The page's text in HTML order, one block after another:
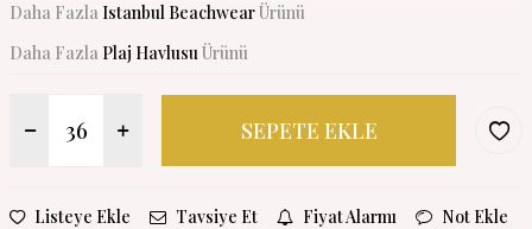
Daha Fazla Istanbul BeachwearÜrünü
Daha Fazla Plaj HavlusuÜrünü
SEPETE EKLE
Listeye Ekle Tavsiye Et Fiyat Alarmı Not Ekle